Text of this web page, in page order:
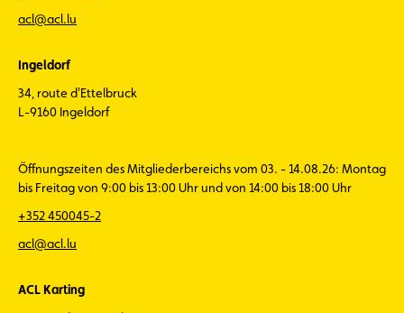
acl@acl.lu
Ingeldorf
34, route d'Ettelbruck
L-9160 Ingeldorf
Öffnungszeiten des Mitgliederbereichs vom 03. - 14.08.26: Montag
bis Freitag von 9:00 bis 13:00 Uhr und von 14:00 bis 18:00 Uhr
+352 450045-2
acl@acl.lu
ACL Karting